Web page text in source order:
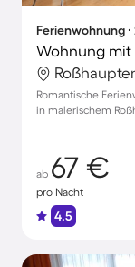
Ferienwohnung ∙
Wohnung mit
Romantische
in malerischem
ab 67 €
pro Nacht
4.5